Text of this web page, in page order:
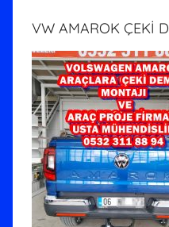
VW AMAROK ÇEKİ